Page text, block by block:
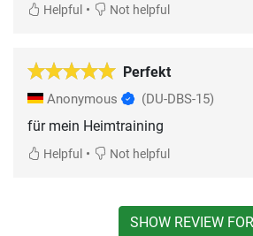
Helpful • Not helpful
Perfekt
Anonymous (DU-DBS-15)
für mein Heimtraining
Helpful • Not helpful
SHOW REVIEW